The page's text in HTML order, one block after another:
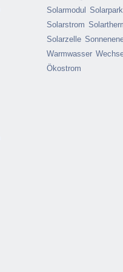
Solarmodul
Solarstrom
Solarzelle
Warmwasser
Ökostrom